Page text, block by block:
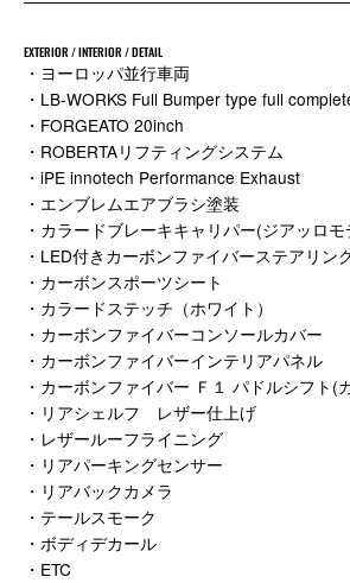
EXTERIOR / INTERIOR / DETAIL
・ヨーロッパ並行車両
・LB-WORKS Full Bumper type full
・FORGEATO 20inch
・ROBERTAリフティングシステム
・iPE innotech Performance Exhaust
・エンブレムエアブラシ塗装
・カラードブレーキキャリパー(ジアッロモ
・LED付きカーボンファイバーステアリン
・カーボンスポーツシート
・カラードステッチ（ホワイト）
・カーボンファイバーコンソールカバー
・カーボンファイバーインテリアパネル
・カーボンファイバー Ｆ１ パドルシフト(
・リアシェルフ レザー仕上げ
・レザールーフライニング
・リアパーキングセンサー
・リアバックカメラ
・テールスモーク
・ボディデカール
・ETC